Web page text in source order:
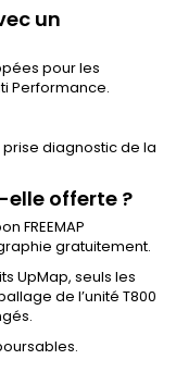
un
pour les
Performance.
prise diagnostic de la
offerte ?
FREEMAP
gratuitement.
UpMap, seuls les
de l’unité T800